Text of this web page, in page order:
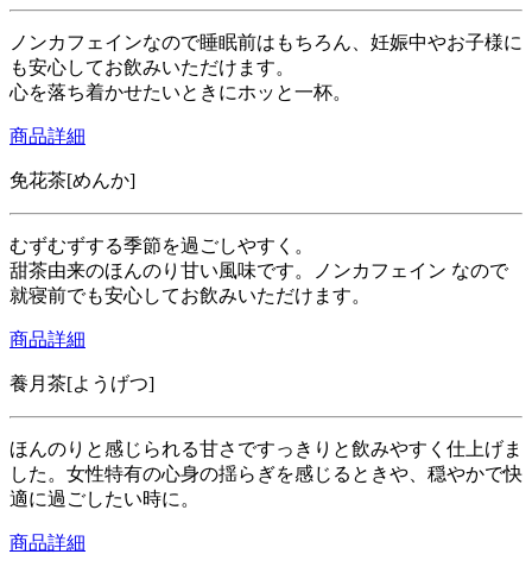
ノンカフェインなので睡眠前はもちろん、妊娠中やお子様に
も安心してお飲みいただけます。
心を落ち着かせたいときにホッと一杯。
商品詳細
免花茶[めんか]
むずむずする季節を過ごしやすく。
甜茶由来のほんのり甘い風味です。ノンカフェイン なので
就寝前でも安心してお飲みいただけます。
商品詳細
養月茶[ようげつ]
ほんのりと感じられる甘さですっきりと飲みやすく仕上げま
した。女性特有の心身の揺らぎを感じるときや、穏やかで快
適に過ごしたい時に。
商品詳細